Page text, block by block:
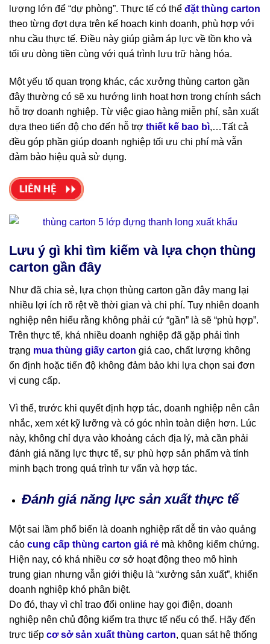
lượng lớn để “dự phòng”. Thực tế có thể đặt thùng carton
theo từng đợt dựa trên kế hoạch kinh doanh, phù hợp với
nhu cầu thực tế. Điều này giúp giảm áp lực về tồn kho và
tối ưu dòng tiền cùng với quá trình lưu trữ hàng hóa.
Một yếu tố quan trọng khác, các xưởng thùng carton gần
đây thường có sẽ xu hướng linh hoạt hơn trong chính sách
hỗ trợ doanh nghiệp. Từ việc giao hàng miễn phí, sản xuất
dựa theo tiến độ cho đến hỗ trợ thiết kế bao bì,…Tất cả
đều góp phần giúp doanh nghiệp tối ưu chi phí mà vẫn
đảm bảo hiệu quả sử dụng.
Lưu ý gì khi tìm kiếm và lựa chọn thùng
carton gần đây
Như đã chia sẻ, lựa chọn thùng carton gần đây mang lại
nhiều lợi ích rõ rệt về thời gian và chi phí. Tuy nhiên doanh
nghiệp nên hiểu rằng không phải cứ “gần” là sẽ “phù hợp”.
Trên thực tế, khá nhiều doanh nghiệp đã gặp phải tình
trạng mua thùng giấy carton giá cao, chất lượng không
ổn định hoặc tiến độ không đảm bảo khi lựa chọn sai đơn
vị cung cấp.
Vì thế, trước khi quyết định hợp tác, doanh nghiệp nên cân
nhắc, xem xét kỹ lưỡng và có góc nhìn toàn diện hơn. Lúc
này, không chỉ dựa vào khoảng cách địa lý, mà cần phải
đánh giá năng lực thực tế, sự phù hợp sản phẩm và tính
minh bạch trong quá trình tư vấn và hợp tác.
Đánh giá năng lực sản xuất thực tế
Một sai lầm phổ biến là doanh nghiệp rất dễ tin vào quảng
cáo cung cấp thùng carton giá rẻ mà không kiểm chứng.
Hiện nay, có khá nhiều cơ sở hoạt động theo mô hình
trung gian nhưng vẫn giới thiệu là “xưởng sản xuất”, khiến
doanh nghiệp khó phân biệt.
Do đó, thay vì chỉ trao đổi online hay gọi điện, doanh
nghiệp nên chủ động kiểm tra thực tế nếu có thể. Hãy đến
trực tiếp cơ sở sản xuất thùng carton, quan sát hệ thống